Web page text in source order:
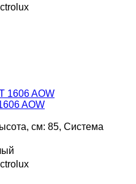
AOW
см: 85, Система